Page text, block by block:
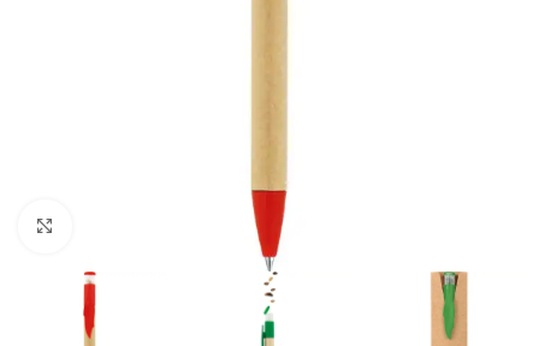
Büyütmek için tıklayın